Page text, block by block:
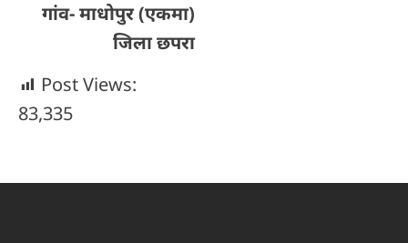
गांव- माधोपुर (एकमा)
जिला छपरा
Post Views:
83,335